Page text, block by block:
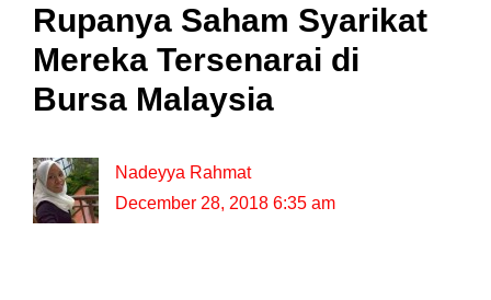
Rupanya Saham Syarikat
Mereka Tersenarai di
Bursa Malaysia
Nadeyya Rahmat
December 28, 2018 6:35 am